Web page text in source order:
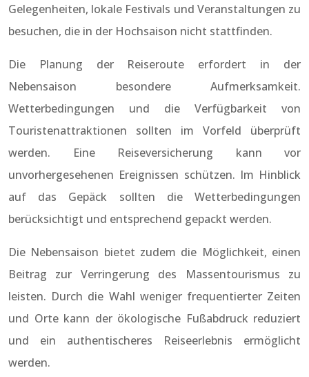
Gelegenheiten, lokale Festivals und Veranstaltungen zu
besuchen, die in der Hochsaison nicht stattfinden.
Die Planung der Reiseroute erfordert in der
Nebensaison besondere Aufmerksamkeit.
Wetterbedingungen und die Verfügbarkeit von
Touristenattraktionen sollten im Vorfeld überprüft
werden. Eine Reiseversicherung kann vor
unvorhergesehenen Ereignissen schützen. Im Hinblick
auf das Gepäck sollten die Wetterbedingungen
berücksichtigt und entsprechend gepackt werden.
Die Nebensaison bietet zudem die Möglichkeit, einen
Beitrag zur Verringerung des Massentourismus zu
leisten. Durch die Wahl weniger frequentierter Zeiten
und Orte kann der ökologische Fußabdruck reduziert
und ein authentischeres Reiseerlebnis ermöglicht
werden.